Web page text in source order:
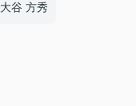
大谷 方秀